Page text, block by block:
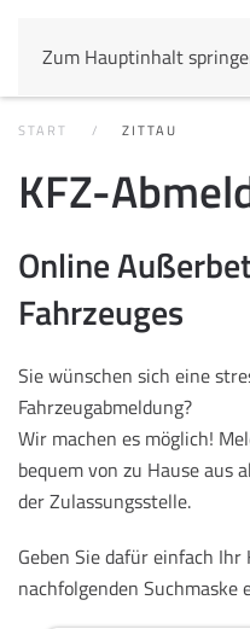
Zum Hauptinhalt
START ZITTAU
KFZ-
Online
Fahrzeuges
Sie wünschen sich eine
Fahrzeugabmeldung?
Wir machen es möglich!
bequem von zu Hause aus
der Zulassungsstelle.
Geben Sie dafür einfach
nachfolgenden Suchmaske